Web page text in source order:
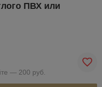
ПВХ или
— 200 руб.